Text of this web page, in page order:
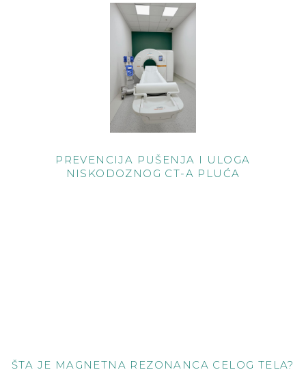
PREVENCIJA PUŠENJA I ULOGA
NISKODOZNOG CT-A PLUĆA
ŠTA JE MAGNETNA REZONANCA CELOG TELA?